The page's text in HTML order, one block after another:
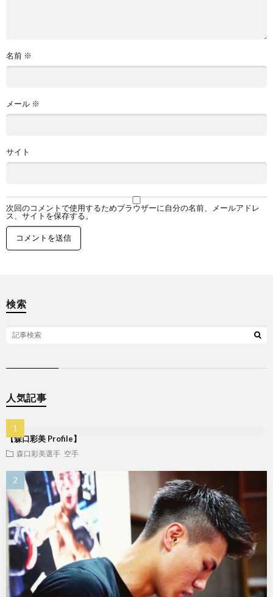
名前 ※
メール ※
サイト
次回のコメントで使用するためブラウザーに自分の名前、メールアドレ
ス、サイトを保存する。
検索
人気記事
【森口彩美 Profile】
森口彩美選手 空手